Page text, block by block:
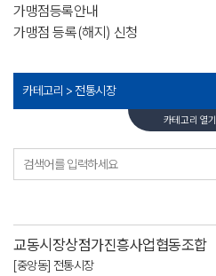
가맹점등록안내
가맹점 등록(해지) 신청
카테고리 >전통시장
카테고리 열기
검색어를 입력하세요
교동시장상점가진흥사업협동조합
[중앙동] 전통시장